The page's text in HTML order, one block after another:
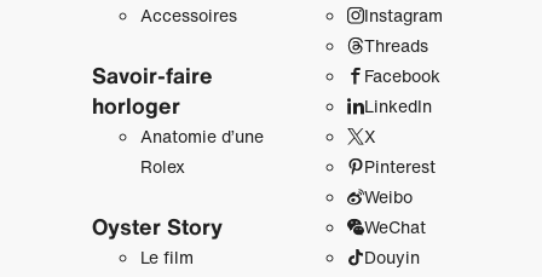
Accessoires
Savoir‑faire
horloger
Anatomie d’une
Rolex
Oyster Story
Le film
Instagram
Threads
Facebook
LinkedIn
X
Pinterest
Weibo
WeChat
Douyin